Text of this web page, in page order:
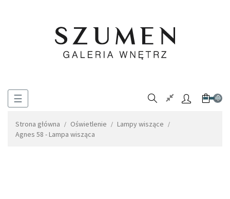
Toggle
☰ 0
Strona główna Oświetlenie
Lampy wiszące
Agnes 58 - Lampa wisząca